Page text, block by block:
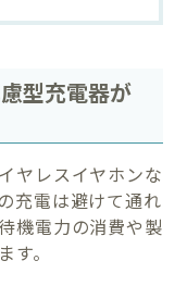
型充電器が
ヤレスイヤホンな
充電は避けて通れ
機電力の消費や製
。